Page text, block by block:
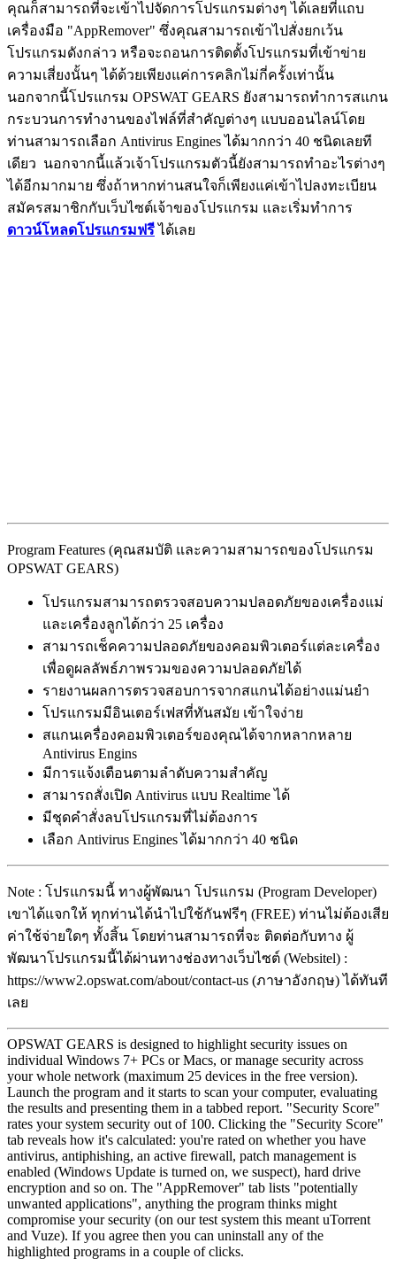
คุณก็สามารถที่จะเข้าไปจัดการโปรแกรมต่างๆ ได้เลยที่แถบ
เครื่องมือ "AppRemover" ซึ่งคุณสามารถเข้าไปสั่งยกเว้น
โปรแกรมดังกล่าว หรือจะถอนการติดตั้งโปรแกรมที่เข้าข่าย
ความเสี่ยงนั้นๆ ได้ด้วยเพียงแค่การคลิกไม่กี่ครั้งเท่านั้น
นอกจากนี้โปรแกรม OPSWAT GEARS ยังสามารถทำการสแกน
กระบวนการทำงานของไฟล์ที่สำคัญต่างๆ แบบออนไลน์โดย
ท่านสามารถเลือก Antivirus Engines ได้มากกว่า 40 ชนิดเลยที
เดียว นอกจากนี้แล้วเจ้าโปรแกรมตัวนี้ยังสามารถทำอะไรต่างๆ
ได้อีกมากมาย ซึ่งถ้าหากท่านสนใจก็เพียงแค่เข้าไปลงทะเบียน
สมัครสมาชิกกับเว็บไซต์เจ้าของโปรแกรม และเริ่มทำการ
ดาวน์โหลดโปรแกรมฟรีได้เลย
Program Features (คุณสมบัติ และความสามารถของโปรแกรม
OPSWAT GEARS)
โปรแกรมสามารถตรวจสอบความปลอดภัยของเครื่องแม่
และเครื่องลูกได้กว่า 25 เครื่อง
สามารถเช็คความปลอดภัยของคอมพิวเตอร์แต่ละเครื่อง
เพื่อดูผลลัพธ์ภาพรวมของความปลอดภัยได้
รายงานผลการตรวจสอบการจากสแกนได้อย่างแม่นยำ
โปรแกรมมีอินเตอร์เฟสที่ทันสมัย เข้าใจง่าย
สแกนเครื่องคอมพิวเตอร์ของคุณได้จากหลากหลาย
Antivirus Engins
มีการแจ้งเตือนตามลำดับความสำคัญ
สามารถสั่งเปิด Antivirus แบบ Realtime ได้
มีชุดคำสั่งลบโปรแกรมที่ไม่ต้องการ
เลือก Antivirus Engines ได้มากกว่า 40 ชนิด
Note : โปรแกรมนี้ ทางผู้พัฒนา โปรแกรม (Program Developer)
เขาได้แจกให้ ทุกท่านได้นำไปใช้กันฟรีๆ (FREE) ท่านไม่ต้องเสีย
ค่าใช้จ่ายใดๆ ทั้งสิ้น โดยท่านสามารถที่จะ ติดต่อกับทาง ผู้
พัฒนาโปรแกรมนี้ได้ผ่านทางช่องทางเว็บไซต์ (Websitel) :
https://www2.opswat.com/about/contact-us (ภาษาอังกฤษ) ได้ทันที
เลย
OPSWAT GEARS is designed to highlight security issues on
individual Windows 7+ PCs or Macs, or manage security across
your whole network (maximum 25 devices in the free version).
Launch the program and it starts to scan your computer, evaluating
the results and presenting them in a tabbed report. "Security Score"
rates your system security out of 100. Clicking the "Security Score"
tab reveals how it's calculated: you're rated on whether you have
antivirus, antiphishing, an active firewall, patch management is
enabled (Windows Update is turned on, we suspect), hard drive
encryption and so on. The "AppRemover" tab lists "potentially
unwanted applications", anything the program thinks might
compromise your security (on our test system this meant uTorrent
and Vuze). If you agree then you can uninstall any of the
highlighted programs in a couple of clicks.